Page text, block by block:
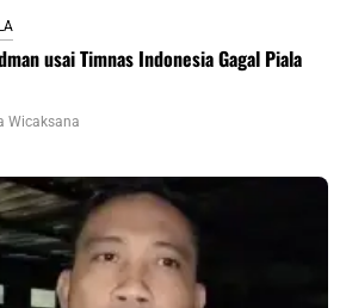
usai Timnas Indonesia Gagal Piala
Wicaksana